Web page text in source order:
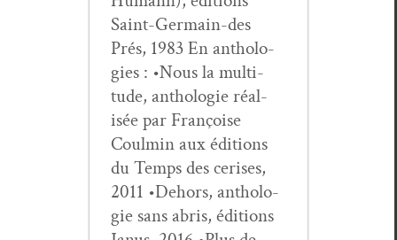
Saint-Ger­main-des
Prés, 1983 En antholo­
gies : •Nous la mul­ti­
tude, antholo­gie réal­
isée par Françoise
Coul­min aux édi­tions
du Temps des ceris­es,
2011 •Dehors, antholo­
gie sans abris, édi­tions